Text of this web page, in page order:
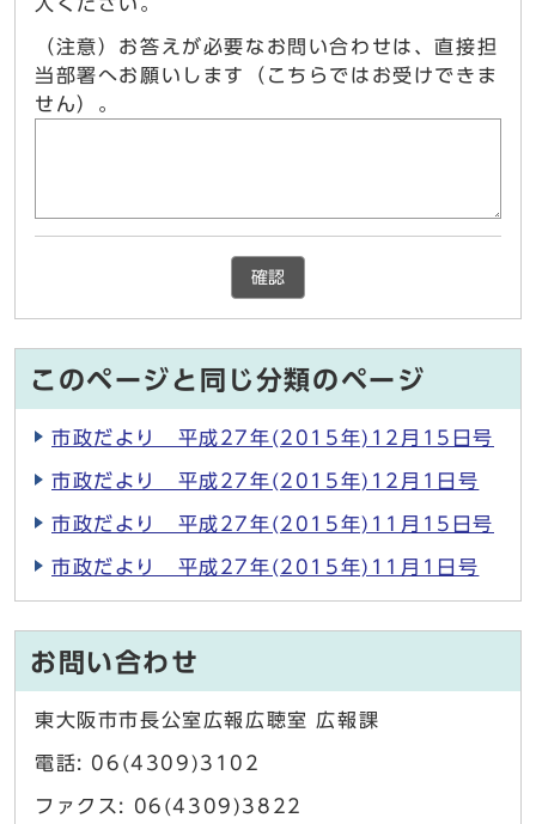
入ください。
（注意）お答えが必要なお問い合わせは、直接担
当部署へお願いします（こちらではお受けできま
せん）。
確認
このページと同じ分類のページ
市政だより 平成27年(2015年)12月15日号
市政だより 平成27年(2015年)12月1日号
市政だより 平成27年(2015年)11月15日号
市政だより 平成27年(2015年)11月1日号
お問い合わせ
東大阪市市長公室広報広聴室 広報課
電話: 06(4309)3102
ファクス: 06(4309)3822